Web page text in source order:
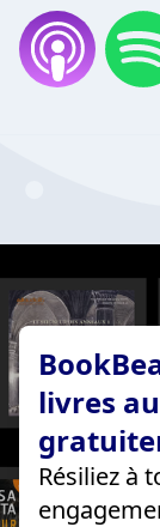
livres
Résiliez à